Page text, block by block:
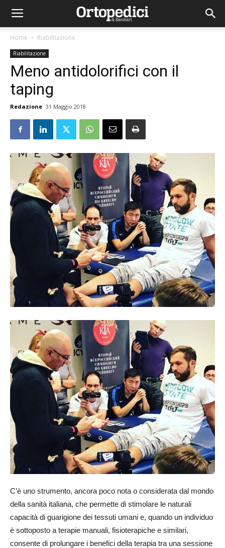
Home Riabilitazione
Riabilitazione
Meno antidolorifici con il
taping
Redazione 31 Maggio 2018
C’è uno strumento, ancora poco nota o considerata dal mondo
della sanità italiana, che permette di stimolare le naturali
capacità di guarigione dei tessuti umani e, quando un individuo
è sottoposto a terapie manuali, fisioterapiche e similari,
consente di prolungare i benefici della terapia tra una sessione